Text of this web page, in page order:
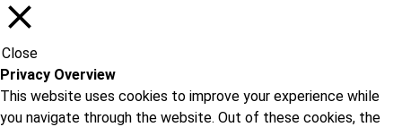
Close
Privacy Overview
This website uses cookies to improve your experience while
you navigate through the website. Out of these cookies, the